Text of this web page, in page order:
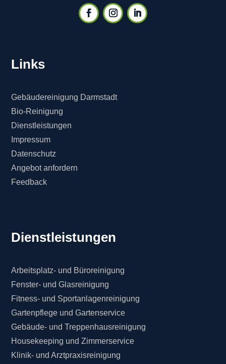
Links
Gebäudereinigung Darmstadt
Bio-Reinigung
Dienstleistungen
Impressum
Datenschutz
Angebot anfordern
Feedback
Dienstleistungen
Arbeitsplatz- und Büroreinigung
Fenster- und Glasreinigung
Fitness- und Sportanlagenreinigung
Gartenpflege und Gartenservice
Gebäude- und Treppenhausreinigung
Housekeeping und Zimmerservice
Klinik- und Arztpraxisreinigung